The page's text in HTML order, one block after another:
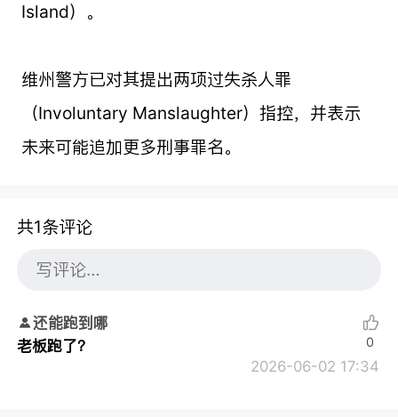
Island）。
维州警方已对其提出两项过失杀人罪
（Involuntary Manslaughter）指控，并表示
未来可能追加更多刑事罪名。
共1条评论
还能跑到哪
老板跑了？
2026-06-02 17:34
0